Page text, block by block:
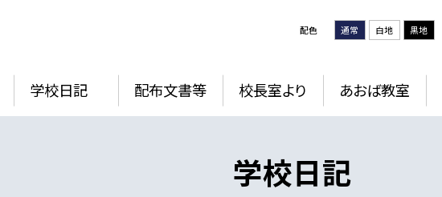
配色 通常 白地 黒地
学校日記 配布文書等 校長室より あおば教室
学校日記